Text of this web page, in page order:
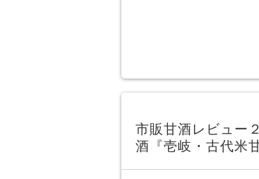
市販甘酒レビュー
酒『壱岐・古代米